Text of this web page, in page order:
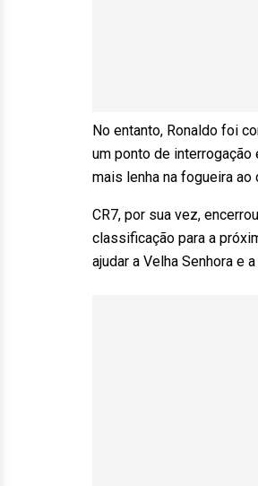
No entanto, Ronaldo foi
um ponto de interrogação
mais lenha na fogueira
CR7, por sua vez,
classificação para a
ajudar a Velha Senhora e